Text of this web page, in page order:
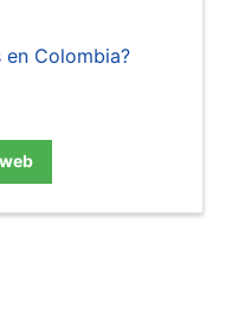
Colombia?